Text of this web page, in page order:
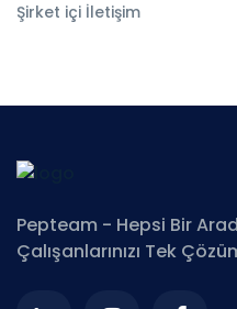
Şirket içi İletişim
Pepteam - Hepsi Bir
Çalışanlarınızı Tek